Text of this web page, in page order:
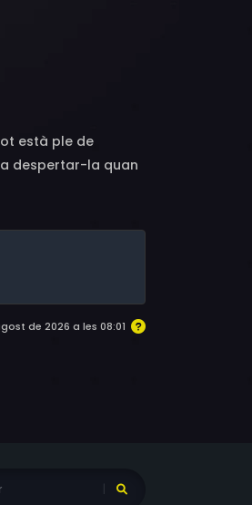
està ple de
despertar-la quan
del present i el
de la seva pròpia
de 2026 a les 08:01